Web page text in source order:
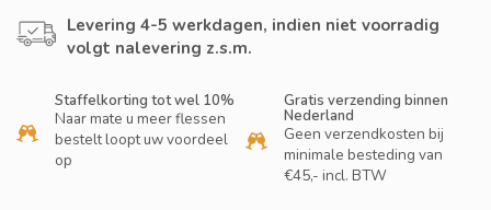
Levering 4-5 werkdagen, indien niet voorradig
volgt nalevering z.s.m.
Staffelkorting tot wel 10%
Naar mate u meer flessen
bestelt loopt uw voordeel
op
Gratis verzending binnen
Nederland
Geen verzendkosten bij
minimale besteding van
€45,- incl. BTW